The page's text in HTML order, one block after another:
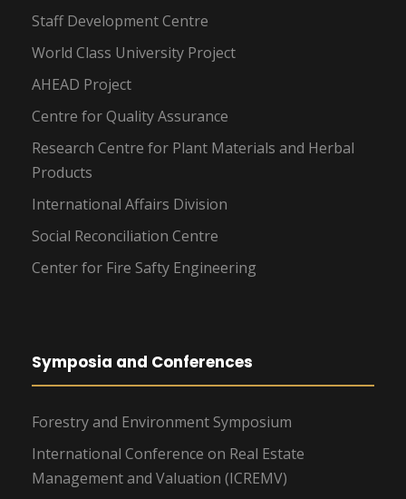
Staff Development Centre
World Class University Project
AHEAD Project
Centre for Quality Assurance
Research Centre for Plant Materials and Herbal
Products
International Affairs Division
Social Reconciliation Centre
Center for Fire Safty Engineering
Symposia and Conferences
Forestry and Environment Symposium
International Conference on Real Estate
Management and Valuation (ICREMV)